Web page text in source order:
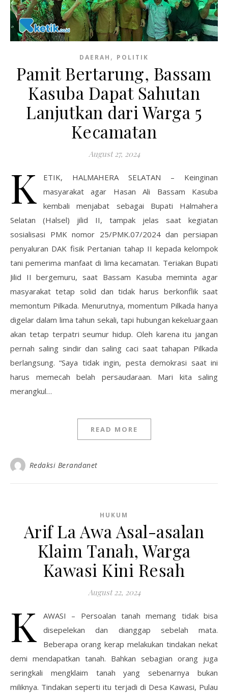
DAERAH , POLITIK
Pamit Bertarung, Bassam
Kasuba Dapat Sahutan
Lanjutkan dari Warga 5
Kecamatan
August 27, 2024
K
ETIK, HALMAHERA SELATAN – Keinginan
masyarakat agar Hasan Ali Bassam Kasuba
kembali menjabat sebagai Bupati Halmahera
Selatan (Halsel) jilid II, tampak jelas saat kegiatan
sosialisasi PMK nomor 25/PMK.07/2024 dan persiapan
penyaluran DAK fisik Pertanian tahap II kepada kelompok
tani pemerima manfaat di lima kecamatan. Teriakan Bupati
Jilid II bergemuru, saat Bassam Kasuba meminta agar
masyarakat tetap solid dan tidak harus berkonflik saat
memontum Pilkada. Menurutnya, momentum Pilkada hanya
digelar dalam lima tahun sekali, tapi hubungan kekeluargaan
akan tetap terpatri seumur hidup. Oleh karena itu jangan
pernah saling sindir dan saling caci saat tahapan Pilkada
berlangsung. “Saya tidak ingin, pesta demokrasi saat ini
harus memecah belah persaudaraan. Mari kita saling
merangkul…
READ MORE
Redaksi Berandanet
HUKUM
Arif La Awa Asal-asalan
Klaim Tanah, Warga
Kawasi Kini Resah
August 22, 2024
K
AWASI – Persoalan tanah memang tidak bisa
disepelekan dan dianggap sebelah mata.
Beberapa orang kerap melakukan tindakan nekat
demi mendapatkan tanah. Bahkan sebagian orang juga
seringkali mengklaim tanah yang sebenarnya bukan
miliknya. Tindakan seperti itu terjadi di Desa Kawasi, Pulau